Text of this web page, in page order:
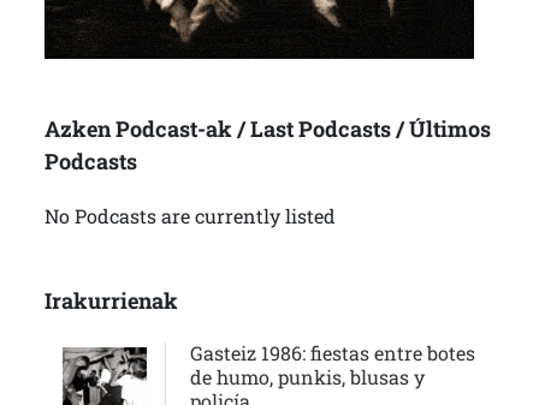
Azken Podcast-ak / Last Podcasts / Últimos
Podcasts
No Podcasts are currently listed
Irakurrienak
Gasteiz 1986: fiestas entre botes
de humo, punkis, blusas y